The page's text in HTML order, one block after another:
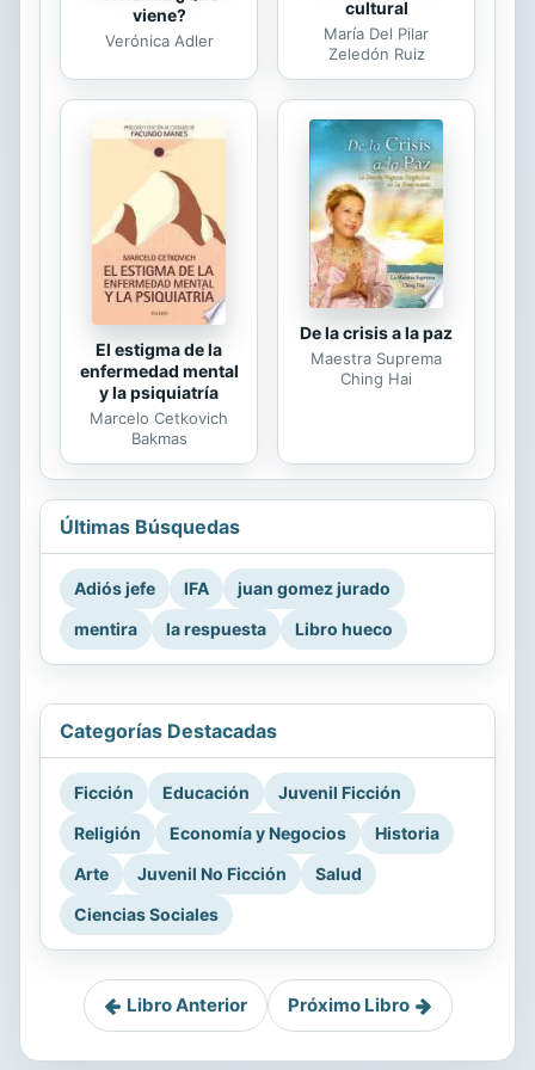
viene?
Verónica Adler
cultural
María Del Pilar
Zeledón Ruiz
El estigma de la
enfermedad mental
y la psiquiatría
Marcelo Cetkovich
Bakmas
De la crisis a la paz
Maestra Suprema
Ching Hai
Últimas Búsquedas
Adiós jefe IFA
juan gomez jurado
mentira
la respuesta Libro hueco
Categorías Destacadas
Ficción Educación
Juvenil Ficción
Religión
Economía y Negocios
Historia
Arte
Juvenil No Ficción
Salud
Ciencias Sociales
Libro Anterior Próximo Libro